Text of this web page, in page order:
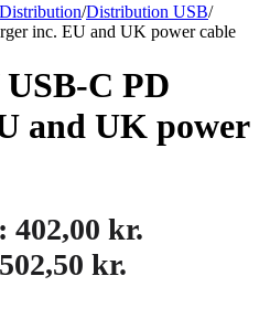
Distribution/Distribution USB/
inc. EU and UK power cable
C PD
and UK power
402,00 kr.
502,50 kr.